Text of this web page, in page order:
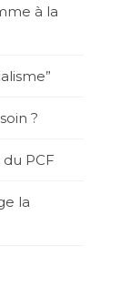
à la
?
PCF
la